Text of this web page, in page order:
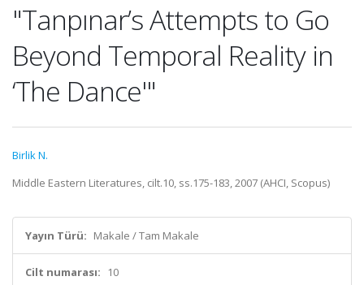
"Tanpınar’s Attempts to Go
Beyond Temporal Reality in
‘The Dance'"
Birlik N.
Middle Eastern Literatures, cilt.10, ss.175-183, 2007 (AHCI, Scopus)
Yayın Türü: Makale / Tam Makale
Cilt numarası: 10